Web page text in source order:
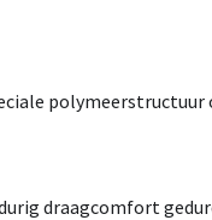
draagcomfort